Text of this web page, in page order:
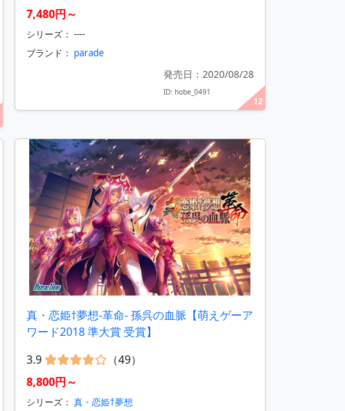
12
7,480円～
シリーズ： ----
ブランド： parade
発売日：2020/08/28
ID: hobe_0491
真・恋姫†夢想-革命- 孫呉の血脈【萌えゲーア
ワード2018 準大賞 受賞】
3.9
（49）
8,800円～
シリーズ： 真・恋姫†夢想